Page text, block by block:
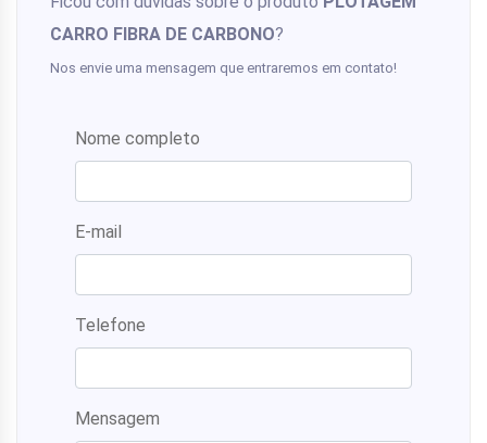
CARRO FIBRA DE CARBONO?
Nos envie uma mensagem que entraremos em contato!
Nome completo
E-mail
Telefone
Mensagem